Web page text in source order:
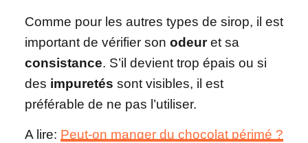
Comme pour les autres types de sirop, il est
important de vérifier son odeuret sa
consistance. S’il devient trop épais ou si
des impuretés sont visibles, il est
préférable de ne pas l’utiliser.
A lire: Peut-on manger du chocolat périmé ?